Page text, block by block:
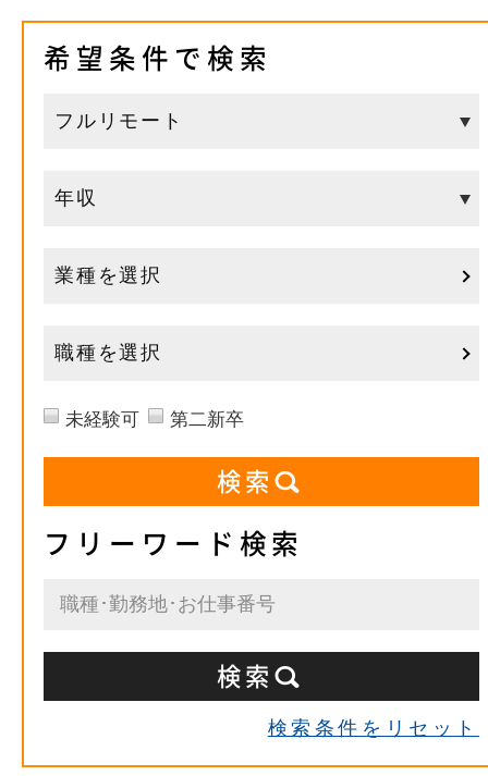
希望条件で検索
業種を選択
職種を選択
未経験可 第二新卒
フリーワード検索
検索条件をリセット